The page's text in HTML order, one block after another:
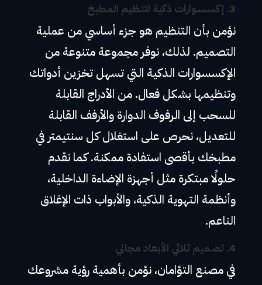
3. إكسسوارات ذكية لتنظيم المطبخ
نؤمن بأن التنظيم هو جزء أساسي من عملية
التصميم. لذلك، نوفر مجموعة متنوعة من
الإكسسوارات الذكية التي تسهل تخزين أدواتك
وتنظيمها بشكل فعال. من الأدراج القابلة
للسحب إلى الرفوف الدوارة والأرفف القابلة
للتعديل، نحرص على استغلال كل سنتيمتر في
مطبخك بأقصى استفادة ممكنة. كما نقدم
حلولًا مبتكرة مثل أجهزة الإضاءة الداخلية،
وأنظمة التهوية الذكية، والأبواب ذات الإغلاق
الناعم.
4. تصميم ثلاثي الأبعاد مجاني
في مصنع التؤامان، نؤمن بأهمية رؤية مشروعك